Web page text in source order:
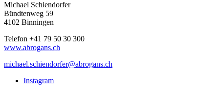
Michael Schiendorfer
Bündtenweg 59
4102 Binningen
Telefon +41 79 50 30 300
www.abrogans.ch
michael.schiendorfer@abrogans.ch
Instagram